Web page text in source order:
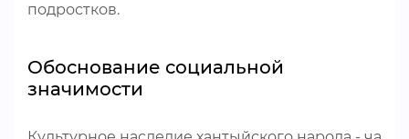
подростков.
Обоснование социальной
значимости